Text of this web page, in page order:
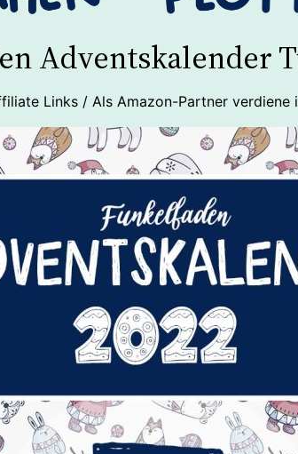
Adventskalender
Links / Als Amazon-Partner verdiene